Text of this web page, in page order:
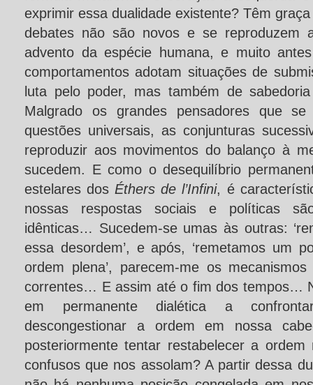
exprimir essa dualidade existente? Têm
debates não são novos e se reproduzem
advento da espécie humana, e muito
comportamentos adotam situações de
luta pelo poder, mas também de
Malgrado os grandes pensadores que se
questões universais, as conjunturas
reproduzir aos movimentos do balanço à
sucedem. E como o desequilíbrio
estelares dos Éthers de l’Infini, é
nossas respostas sociais e políticas
idênticas… Sucedem-se umas às outras:
essa desordem’, e após, ‘remetamos um
ordem plena’, parecem-me os
correntes… E assim até o fim dos tempos…
em permanente dialética a
descongestionar a ordem em nossa
posteriormente tentar restabelecer a
confusos que nos assolam? A partir dessa